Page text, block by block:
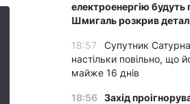
електроенергію
Шмигаль розкрив
18:57
Супутник
настільки повільно, що
майже 16 днів
18:56 Захід